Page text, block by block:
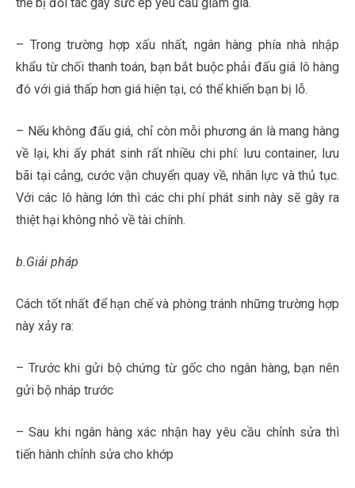
– Trong trường hợp xấu nhất, ngân hàng phía nhà nhập
khẩu từ chối thanh toán, bạn bắt buộc phải đấu giá lô hàng
đó với giá thấp hơn giá hiện tại, có thể khiến bạn bị lỗ.
– Nếu không đấu giá, chỉ còn mỗi phương án là mang hàng
về lại, khi ấy phát sinh rất nhiều chi phí: lưu container, lưu
bãi tại cảng, cước vận chuyển quay về, nhân lực và thủ tục.
Với các lô hàng lớn thì các chi phí phát sinh này sẽ gây ra
thiệt hại không nhỏ về tài chính.
b.Giải pháp
Cách tốt nhất để hạn chế và phòng tránh những trường hợp
này xảy ra:
– Trước khi gửi bộ chứng từ gốc cho ngân hàng, bạn nên
gửi bộ nháp trước
– Sau khi ngân hàng xác nhận hay yêu cầu chỉnh sửa thì
tiến hành chỉnh sửa cho khớp